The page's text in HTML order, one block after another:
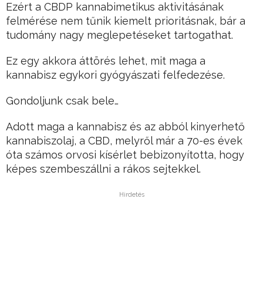
Ezért a CBDP kannabimetikus aktivitásának
felmérése nem tűnik kiemelt prioritásnak, bár a
tudomány nagy meglepetéseket tartogathat.
Ez egy akkora áttörés lehet, mit maga a
kannabisz egykori gyógyászati felfedezése.
Gondoljunk csak bele…
Adott maga a kannabisz és az abból kinyerhető
kannabiszolaj, a CBD, melyről már a 70-es évek
óta számos orvosi kísérlet bebizonyította, hogy
képes szembeszállni a rákos sejtekkel.
Hirdetés